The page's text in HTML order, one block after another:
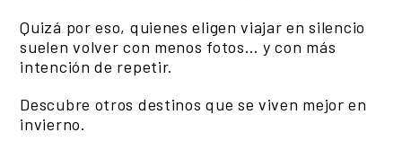
Quizá por eso, quienes eligen viajar en silencio
suelen volver con menos fotos… y con más
intención de repetir.
Descubre otros destinos que se viven mejor en
invierno.